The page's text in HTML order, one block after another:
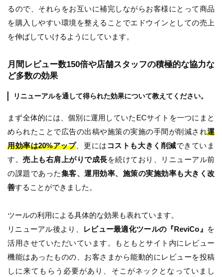
るので、それらをお互いに補完しながらお客様にとって商品
を購入しやすい環境を整えることでエドウインとしての売上
を伸ばしていけるようにしています。
月間レビュー数150倍や店舗スタッフの積極的な協力な
ど多数の効果
リニューアルを通して得られた効果について教えてください。
まず全体的には、個別に運用していたECサイトを一つにまと
められたことで広告の出稿や施策の実施の手間が削減され運
用効率は20%アップ、更には コストも大きく削減できていま
す。 売上も右肩上がりで成長を続けており、リニューアル前
の課題であった集客、運用効率、施策の実施効率も大きく改
善することができました。
ツールの利用による具体的な効果も表れています。
リニューアル後より、
レビュー最適化ツールの『ReviCo』 を
活用させていただいています。もともとサイト内にレビュー
機能はあったものの、お客さまから能動的にレビューを投稿
しに来てもらう必要があり、そこがネックとなっていまし